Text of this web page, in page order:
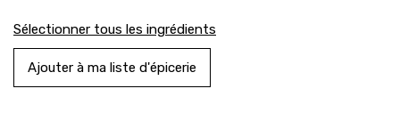
Sélectionner tous les ingrédients
Ajouter à ma liste d'épicerie